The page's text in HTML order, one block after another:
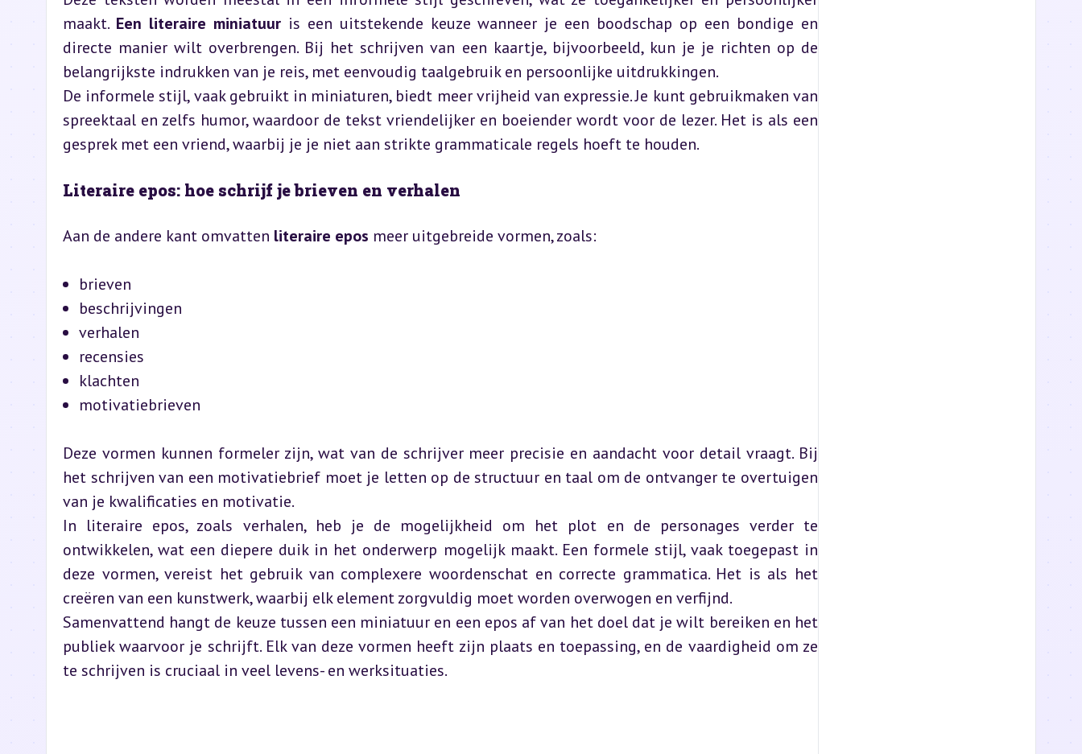
maakt. Een literaire miniatuur is een uitstekende keuze wanneer je een boodschap op een bondige en
directe manier wilt overbrengen. Bij het schrijven van een kaartje, bijvoorbeeld, kun je je richten op de
belangrijkste indrukken van je reis, met eenvoudig taalgebruik en persoonlijke uitdrukkingen.
De informele stijl, vaak gebruikt in miniaturen, biedt meer vrijheid van expressie. Je kunt gebruikmaken van
spreektaal en zelfs humor, waardoor de tekst vriendelijker en boeiender wordt voor de lezer. Het is als een
gesprek met een vriend, waarbij je je niet aan strikte grammaticale regels hoeft te houden.
Literaire epos: hoe schrijf je brieven en verhalen
Aan de andere kant omvatten literaire epos meer uitgebreide vormen, zoals:
brieven
beschrijvingen
verhalen
recensies
klachten
motivatiebrieven
Deze vormen kunnen formeler zijn, wat van de schrijver meer precisie en aandacht voor detail vraagt. Bij
het schrijven van een motivatiebrief moet je letten op de structuur en taal om de ontvanger te overtuigen
van je kwalificaties en motivatie.
In literaire epos, zoals verhalen, heb je de mogelijkheid om het plot en de personages verder te
ontwikkelen, wat een diepere duik in het onderwerp mogelijk maakt. Een formele stijl, vaak toegepast in
deze vormen, vereist het gebruik van complexere woordenschat en correcte grammatica. Het is als het
creëren van een kunstwerk, waarbij elk element zorgvuldig moet worden overwogen en verfijnd.
Samenvattend hangt de keuze tussen een miniatuur en een epos af van het doel dat je wilt bereiken en het
publiek waarvoor je schrijft. Elk van deze vormen heeft zijn plaats en toepassing, en de vaardigheid om ze
te schrijven is cruciaal in veel levens- en werksituaties.